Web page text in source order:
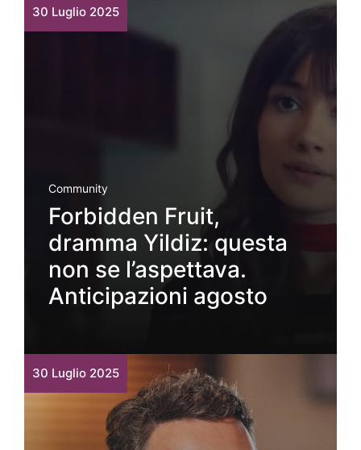
30 Luglio 2025
Community
Forbidden Fruit,
dramma Yildiz: questa
non se l’aspettava.
Anticipazioni agosto
30 Luglio 2025